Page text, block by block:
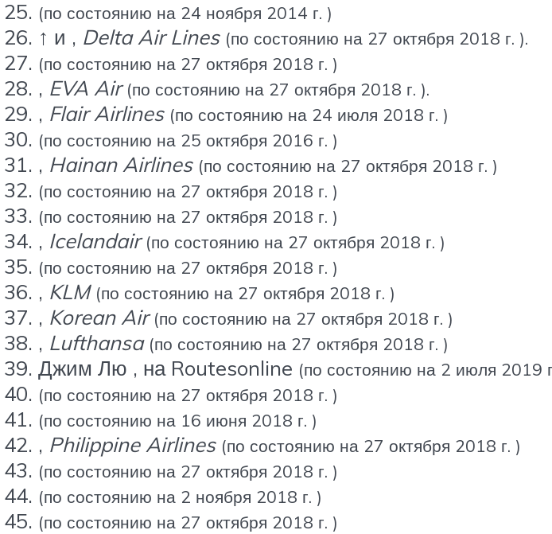
(по состоянию на 24 ноября 2014 г. )
↑ и , Delta Air Lines (по состоянию на 27 октября 2018 г. ).
(по состоянию на 27 октября 2018 г. )
, EVA Air(по состоянию на 27 октября 2018 г. ).
, Flair Airlines (по состоянию на 24 июля 2018 г. )
(по состоянию на 25 октября 2016 г. )
, Hainan Airlines (по состоянию на 27 октября 2018 г. )
(по состоянию на 27 октября 2018 г. )
(по состоянию на 27 октября 2018 г. )
, Icelandair(по состоянию на 27 октября 2018 г. )
(по состоянию на 27 октября 2018 г. )
, KLM (по состоянию на 27 октября 2018 г. )
, Korean Air(по состоянию на 27 октября 2018 г. )
, Lufthansa (по состоянию на 27 октября 2018 г. )
Джим Лю , на Routesonline (по состоянию на 2 июля 2019
(по состоянию на 27 октября 2018 г. )
(по состоянию на 16 июня 2018 г. )
, Philippine Airlines (по состоянию на 27 октября 2018 г. )
(по состоянию на 27 октября 2018 г. )
(по состоянию на 2 ноября 2018 г. )
(по состоянию на 27 октября 2018 г. )